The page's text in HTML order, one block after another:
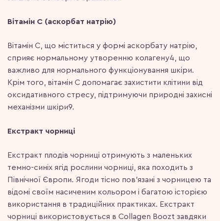
Вітамін С (аскорбат натрію)
Вітамін С, що міститься у формі аскорбату натрію,
сприяє нормальному утворенню колагену4, що
важливо для нормального функціонування шкіри.
Крім того, вітамін С допомагає захистити клітини від
оксидативного стресу, підтримуючи природні захисні
механізми шкіри9.
Екстракт чорниці
Екстракт плодів чорниці отримують з маленьких
темно-синіх ягід рослини чорниці, яка походить з
Північної Європи. Ягоди тісно пов’язані з чорницею та
відомі своїм насиченим кольором і багатою історією
використання в традиційних практиках. Екстракт
чорниці використовується в Collagen Boozt завдяки